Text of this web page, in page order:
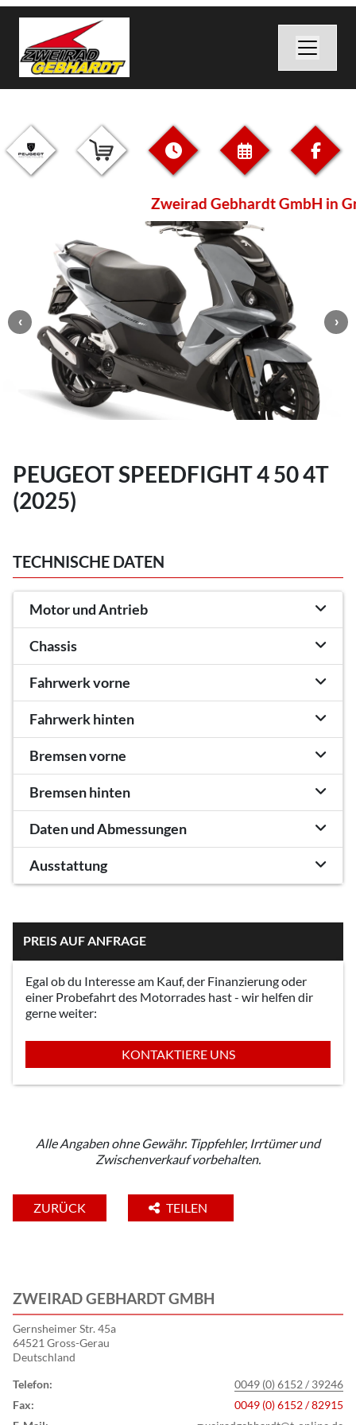
Zweirad Gebhardt GmbH in
PEUGEOT SPEEDFIGHT 4 50 4T
(2025)
TECHNISCHE DATEN
Motor und Antrieb
Chassis
Fahrwerk vorne
Fahrwerk hinten
Bremsen vorne
Bremsen hinten
Daten und Abmessungen
Ausstattung
PREIS AUF ANFRAGE
Egal ob du Interesse am Kauf, der Finanzierung oder
einer Probefahrt des Motorrades hast - wir helfen dir
gerne weiter:
KONTAKTIERE UNS
Alle Angaben ohne Gewähr. Tippfehler, Irrtümer und
Zwischenverkauf vorbehalten.
ZURÜCK TEILEN
ZWEIRAD GEBHARDT GMBH
Gernsheimer Str. 45a
64521 Gross-Gerau
Deutschland
Telefon:
0049 (0) 6152 / 39246
Fax:
0049 (0) 6152 / 82915